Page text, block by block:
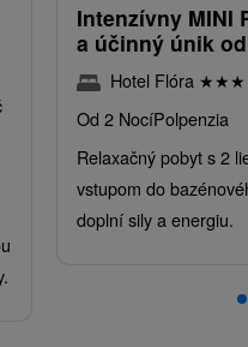
Intenzívny MINI
a účinný únik
Hotel Flóra ★★★
Od 2 NocíPolpenzia
Relaxačný pobyt s 2
vstupom do
doplní sily a energiu.